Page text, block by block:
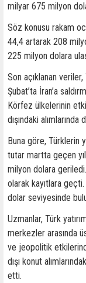
milyar 675 milyon
Söz konusu rakam
44,4 artarak 208
225 milyon dolara
Son açıklanan
Şubat’ta İran’a
Körfez ülkelerinin
dışındaki
Buna göre, Türklerin
tutar martta geçen
milyon dolara
olarak kayıtlara
dolar seviyesinde
Uzmanlar, Türk
merkezler arasında
ve jeopolitik
dışı konut
etti.